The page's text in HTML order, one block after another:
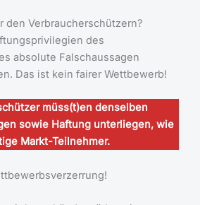
den Verbraucherschützern?
des
absolute Falschaussagen
Das ist kein fairer Wettbewerb!
müss(t)en denselben
sowie Haftung unterliegen, wie
Markt-Teilnehmer.